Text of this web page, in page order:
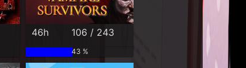
46h 106 / 243
43 %